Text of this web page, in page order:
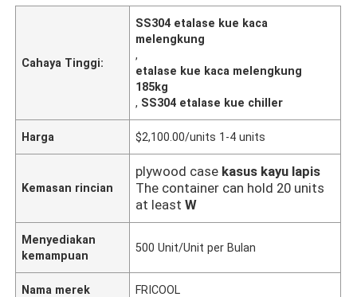
Cahaya Tinggi:
SS304 etalase kue kaca
melengkung
,
etalase kue kaca melengkung
185kg
, SS304 etalase kue chiller
Harga $2,100.00/units 1-4 units
Kemasan rincian
plywood case kasus kayu lapis
The container can hold 20 units
at least W
Menyediakan
kemampuan
500 Unit/Unit per Bulan
Nama merek FRICOOL